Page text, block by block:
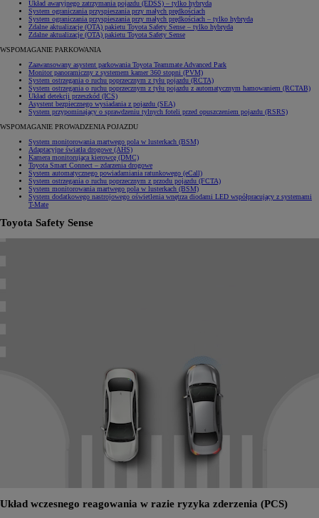
Układ awaryjnego zatrzymania pojazdu (EDSS) – tylko hybryda
System ograniczania przyspieszania przy małych prędkościach
System ograniczania przyspieszania przy małych prędkościach – tylko hybryda
Zdalne aktualizacje (OTA) pakietu Toyota Safety Sense – tylko hybryda
Zdalne aktualizacje (OTA) pakietu Toyota Safety Sense
WSPOMAGANIE PARKOWANIA
Zaawansowany asystent parkowania Toyota Teammate Advanced Park
Monitor panoramiczny z systemem kamer 360 stopni (PVM)
System ostrzegania o ruchu poprzecznym z tyłu pojazdu (RCTA)
System ostrzegania o ruchu poprzecznym z tyłu pojazdu z automatycznym hamowaniem (RCTAB)
Układ detekcji przeszkód (ICS)
Asystent bezpiecznego wysiadania z pojazdu (SEA)
System przypominający o sprawdzeniu tylnych foteli przed opuszczeniem pojazdu (RSRS)
WSPOMAGANIE PROWADZENIA POJAZDU
System monitorowania martwego pola w lusterkach (BSM)
Adaptacyjne światła drogowe (AHS)
Kamera monitorująca kierowcę (DMC)
Toyota Smart Connect – zdarzenia drogowe
System automatycznego powiadamiania ratunkowego (eCall)
System ostrzegania o ruchu poprzecznym z przodu pojazdu (FCTA)
System monitorowania martwego pola w lusterkach (BSM)
System dodatkowego nastrojowego oświetlenia wnętrza diodami LED współpracujący z systemami
T-Mate
Toyota Safety Sense
Układ wczesnego reagowania w razie ryzyka zderzenia (PCS)